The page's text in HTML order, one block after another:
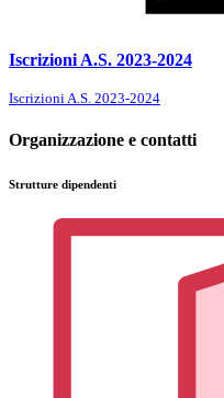
Iscrizioni A.S. 2023-2024
Iscrizioni A.S. 2023-2024
Organizzazione e contatti
Strutture dipendenti